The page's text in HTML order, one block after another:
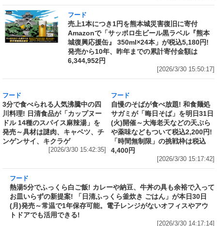
フード
売上1本につき1円を熊本城災害復旧に寄付
Amazonで「サッポロ生ビール黒ラベル『熊本
城復興応援缶』 350ml×24本」が税込5,180円!
発売から10年、昨年までの累計寄付金額は
6,344,952円
[2026/3/30 15:50:17]
川料理! 日清食品が「カップヌー
ドル 14種のスパイス麻辣湯」を
発売～具材は謎肉、キャベツ、チ
ンゲンサイ、キクラゲ
[2026/3/30 15:42:35]
フード
自慢のそばが食べ放題! 和食麺処
サガミが「晦日そば」を明日31日
や薬味などもついて税込2,200円!
「時間無制限」の挑戦枠は税込
4,400円